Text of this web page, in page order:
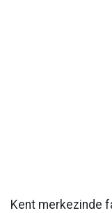
Kent merkezinde